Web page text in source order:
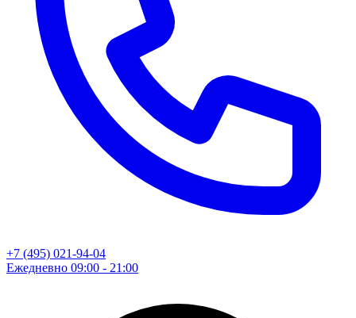
+7 (495) 021-94-04
Ежедневно 09:00 - 21:00